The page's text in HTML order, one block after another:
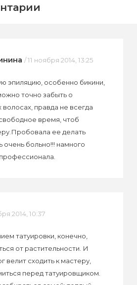
/ 11 ноября 2014, 13:25
эпиляцию, особенно бикини,
точно забыть о
правда не всегда
время, чтоб
ее делать
очень больно!!! намного
2014, 10:37
татуировки, конечно,
от растительности. И
велит сходить к мастеру,
перед татуировщиком.